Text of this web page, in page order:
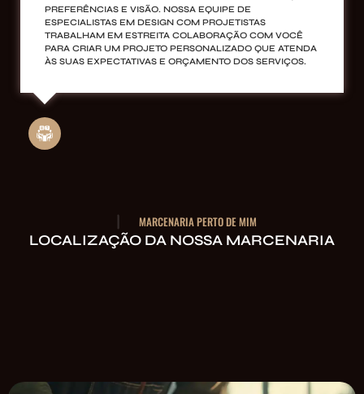
PREFERÊNCIAS E VISÃO. NOSSA EQUIPE DE
ESPECIALISTAS EM DESIGN COM PROJETISTAS
TRABALHAM EM ESTREITA COLABORAÇÃO COM VOCÊ
PARA CRIAR UM PROJETO PERSONALIZADO QUE ATENDA
ÀS SUAS EXPECTATIVAS E ORÇAMENTO DOS SERVIÇOS.
MARCENARIA PERTO DE MIM
LOCALIZAÇÃO DA NOSSA MARCENARIA